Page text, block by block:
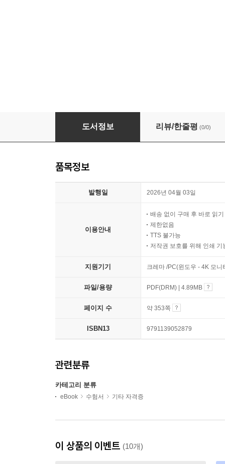
2026 상법 보험편 에센스
도서정보 리뷰/한줄평 (0/0)
품목정보
발행일 2026년 04월 03일
이용안내
배송 없이 구매 후 바로 읽기
제한없음
TTS 불가능
저작권 보호를 위해 인쇄 기
지원기기 크레마 /PC(윈도우 - 4K 모
파일/용량 PDF(DRM) | 4.89MB
페이지 수 약 353쪽
ISBN13 9791139052879
관련분류
카테고리 분류
eBook 수험서 기타 자격증
이 상품의 이벤트 (10개)